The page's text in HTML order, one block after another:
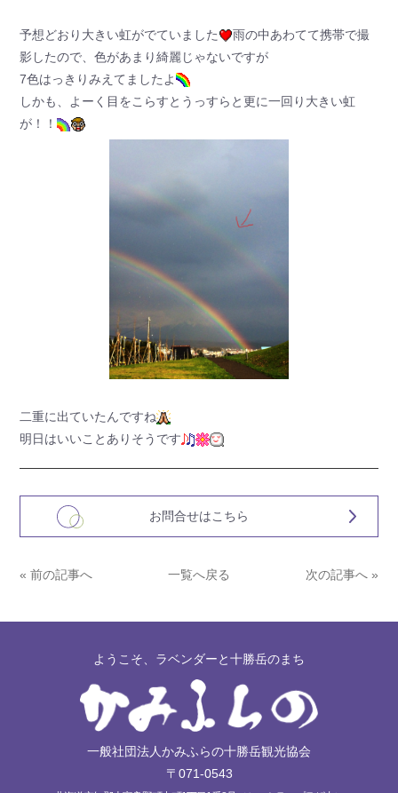
予想どおり大きい虹がでていました
雨の中あわてて携帯で撮
影したので、色があまり綺麗じゃないですが
7色はっきりみえてましたよ
しかも、よーく目をこらすとうっすらと更に一回り大きい虹
が！！
二重に出ていたんですね
明日はいいことありそうです
お問合せはこちら
« 前の記事へ 一覧へ戻る 次の記事へ »
ようこそ、ラベンダーと十勝岳のまち
一般社団法人かみふらの十勝岳観光協会
〒071-0543